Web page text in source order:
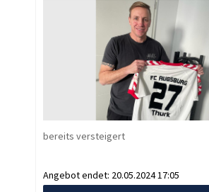
bereits versteigert
Angebot endet: 20.05.2024 17:05